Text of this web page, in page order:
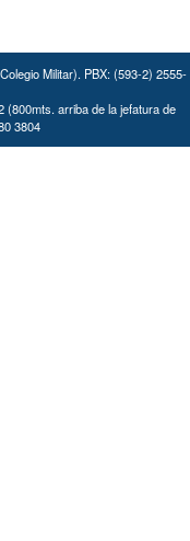
Militar). PBX: (593-2) 2555-
(800mts. arriba de la jefatura de
3804